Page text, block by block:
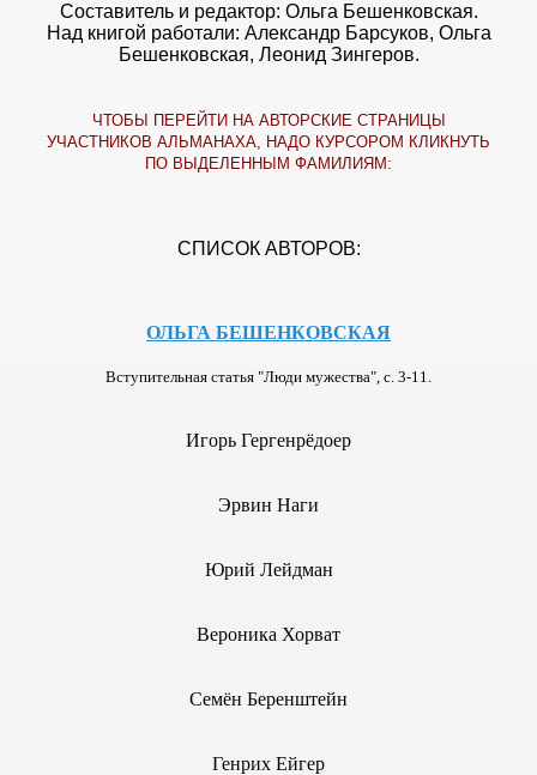
Составитель и редактор: Ольга Бешенковская.
Над книгой работали: Александр Барсуков, Ольга
Бешенковская, Леонид Зингеров.
ЧТОБЫ ПЕРЕЙТИ НА АВТОРСКИЕ СТРАНИЦЫ
УЧАСТНИКОВ АЛЬМАНАХА, НАДО КУРСОРОМ КЛИКНУТЬ
ПО ВЫДЕЛЕННЫМ ФАМИЛИЯМ:
СПИСОК АВТОРОВ:
ОЛЬГА БЕШЕНКОВСКАЯ
Вступительная статья "Люди мужества", с. 3-11.
Игорь Гергенрёдоер
Эрвин Наги
Юрий Лейдман
Вероника Хорват
Семён Беренштейн
Генрих Ейгер